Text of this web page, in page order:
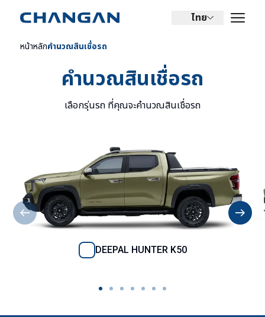
ไทย
หน้าหลักคำนวณสินเชื่อรถ
คำนวณสินเชื่อรถ
เลือกรุ่นรถ ที่คุณจะคำนวณสินเชื่อรถ
DEEPAL HUNTER K50